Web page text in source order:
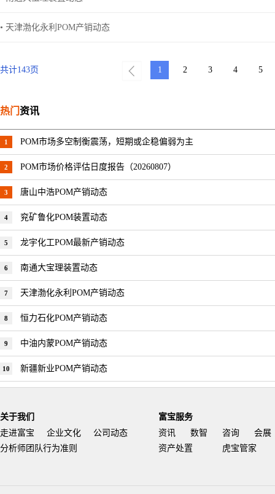
• 天津渤化永利POM产销动态
共计143页 1 2 3 4 5
热门 资讯
1 POM市场多空制衡震荡，短期或企稳偏弱为主
2 POM市场价格评估日度报告（20260807）
3 唐山中浩POM产销动态
4 兖矿鲁化POM装置动态
5 龙宇化工POM最新产销动态
6 南通大宝理装置动态
7 天津渤化永利POM产销动态
8 恒力石化POM产销动态
9 中油内蒙POM产销动态
10 新疆新业POM产销动态
关于我们
走进富宝
企业文化
公司动态
分析师团队行为准则
富宝服务
资讯
数智 咨询
会展
资产处置
虎宝管家